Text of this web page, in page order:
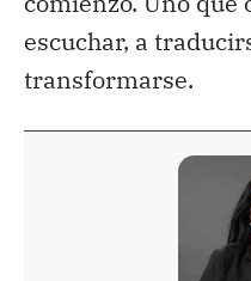
escuchar, a
transformarse.